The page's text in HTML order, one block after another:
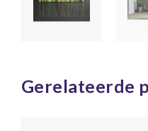
Gerelateerde